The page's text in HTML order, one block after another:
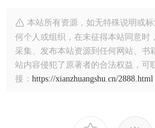
本站所有资源，如无特殊说明或
何个人或组织，在未征得本站同意时
采集、发布本站资源到任何网站、书
站内容侵犯了原著者的合法权益，可
接： https://xianzhuangshu.cn/2888.html